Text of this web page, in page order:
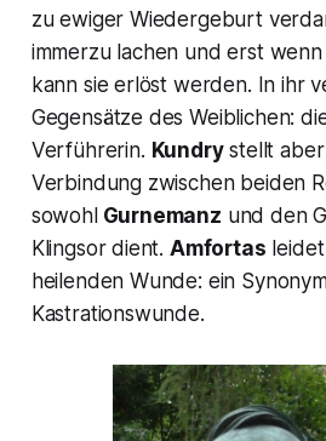
zu ewiger Wiedergeburt
immerzu lachen und erst
kann sie erlöst werden. In ihr
Gegensätze des Weiblichen:
Verführerin. Kundrystellt aber
Verbindung zwischen beiden
sowohlGurnemanz und den
Klingsor dient. Amfortas
heilenden Wunde: ein
Kastrationswunde.